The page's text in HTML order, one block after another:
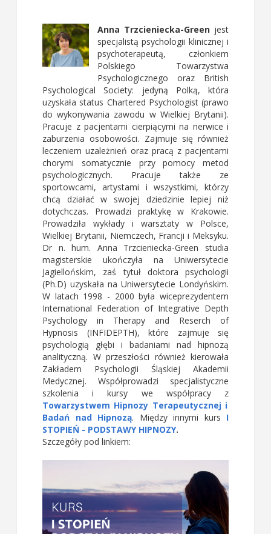
Anna Trzcieniecka-Green jest
specjalistą psychologii klinicznej i
psychoterapeutą, członkiem
Polskiego Towarzystwa
Psychologicznego oraz British
Psychological Society: jedyną Polką, która
uzyskała status Chartered Psychologist (prawo
do wykonywania zawodu w Wielkiej Brytanii).
Pracuje z pacjentami cierpiącymi na nerwice i
zaburzenia osobowości. Zajmuje się również
leczeniem uzależnień oraz pracą z pacjentami
chorymi somatycznie przy pomocy metod
psychologicznych. Pracuje także ze
sportowcami, artystami i wszystkimi, którzy
chcą działać w swojej dziedzinie lepiej niż
dotychczas. Prowadzi praktykę w Krakowie.
Prowadziła wykłady i warsztaty w Polsce,
Wielkiej Brytanii, Niemczech, Francji i Meksyku.
Dr n. hum. Anna Trzcieniecka-Green studia
magisterskie ukończyła na Uniwersytecie
Jagiellońskim, zaś tytuł doktora psychologii
(Ph.D) uzyskała na Uniwersytecie Londyńskim.
W latach 1998 - 2000 była wiceprezydentem
International Federation of Integrative Depth
Psychology in Therapy and Reserch of
Hypnosis (INFIDEPTH), które zajmuje się
psychologią głębi i badaniami nad hipnozą
analityczną. W przeszłości również kierowała
Zakładem Psychologii Śląskiej Akademii
Medycznej. Współprowadzi specjalistyczne
szkolenia i kursy we współpracy z
Towarzystwem Hipnozy Terapeutycznej i
Badań nad Hipnozą. Między innymi kurs I
STOPIEŃ - PODSTAWY HIPNOZY.
Szczegóły pod linkiem: